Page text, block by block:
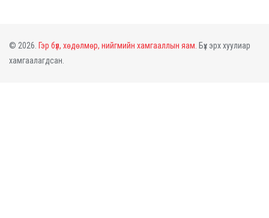
© 2026. Гэр бүл, хөдөлмөр, нийгмийн хамгааллын яам. Бүх эрх хуулиар
хамгаалагдсан.